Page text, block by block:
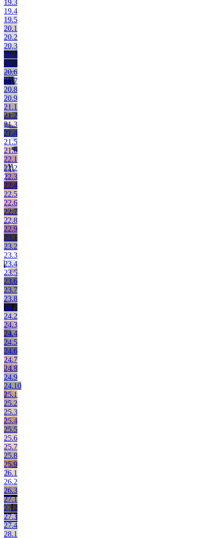
19.3
19.4
19.5
20.1
20.2
20.3
20.4
20.5
20.6
20.7
20.8
20.9
21.1
21.2
21.3
21.4
21.5
21.6
22.1
22.2
22.3
22.4
22.5
22.6
22.7
22.8
22.9
23.1
23.2
23.3
23.4
23.5
23.6
23.7
23.8
24.1
24.2
24.3
24.4
24.5
24.6
24.7
24.8
24.9
24.10
25.1
25.2
25.3
25.4
25.5
25.6
25.7
25.8
25.9
26.1
26.2
26.3
27.1
27.2
27.3
27.4
28.1